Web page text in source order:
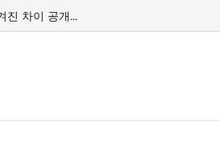
진 차이 공개...